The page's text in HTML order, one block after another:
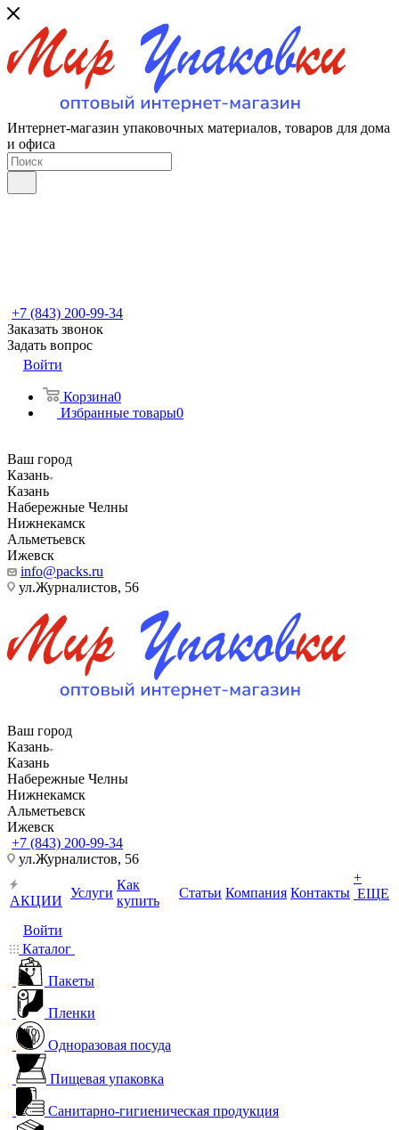
Интернет-магазин упаковочных материалов, товаров для дома
и офиса
+7 (843) 200-99-34
Заказать звонок
Задать вопрос
Войти
Корзина0
Избранные товары0
Ваш город
Казань
Казань
Набережные Челны
Нижнекамск
Альметьевск
Ижевск
info@packs.ru
ул.Журналистов, 56
Ваш город
Казань
Казань
Набережные Челны
Нижнекамск
Альметьевск
Ижевск
+7 (843) 200-99-34
ул.Журналистов, 56
АКЦИИ
Услуги
Как
купить
Статьи Компания Контакты
+
ЕЩЕ
Войти
Каталог
Пакеты
Пленки
Одноразовая посуда
Пищевая упаковка
Санитарно-гигиеническая продукция